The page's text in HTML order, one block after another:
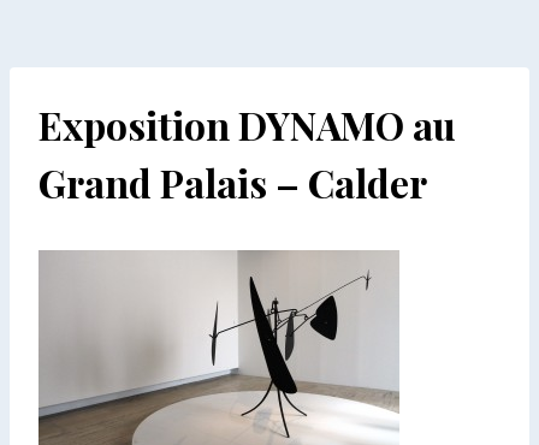
Exposition DYNAMO au
Grand Palais – Calder